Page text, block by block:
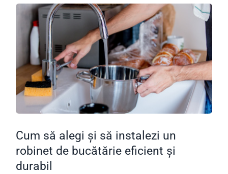
Cum să alegi și să instalezi un
robinet de bucătărie eficient și
durabil